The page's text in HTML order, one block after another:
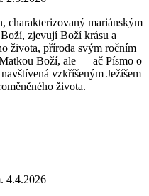
charakterizovaný mariánským
zjevují Boží krásu a
života, příroda svým ročním
Boží, ale — ač Písmo o
vzkříšeným Ježíšem
života.
4.4.2026